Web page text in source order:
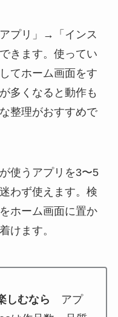
プリ」→「インス
きます。使ってい
てホーム画面をす
多くなると動作も
整理がおすすめで
使うアプリを3〜5
わず使えます。検
ホーム画面に置か
けます。
しむなら アプ